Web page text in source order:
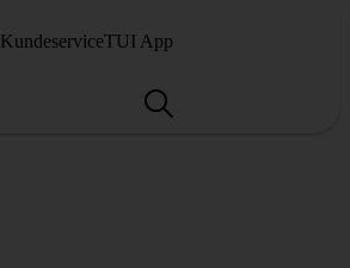
KundeserviceTUI App